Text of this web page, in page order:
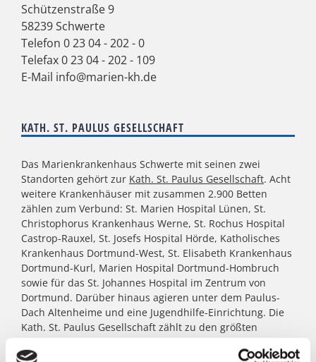
Schützenstraße 9
58239 Schwerte
Telefon 0 23 04 - 202 - 0
Telefax 0 23 04 - 202 - 109
E-Mail info@marien-kh.de
KATH. ST. PAULUS GESELLSCHAFT
Das Marienkrankenhaus Schwerte mit seinen zwei
Standorten gehört zur Kath. St. Paulus Gesellschaft. Acht
weitere Krankenhäuser mit zusammen 2.900 Betten
zählen zum Verbund: St. Marien Hospital Lünen, St.
Christophorus Krankenhaus Werne, St. Rochus Hospital
Castrop-Rauxel, St. Josefs Hospital Hörde, Katholisches
Krankenhaus Dortmund-West, St. Elisabeth Krankenhaus
Dortmund-Kurl, Marien Hospital Dortmund-Hombruch
sowie für das St. Johannes Hospital im Zentrum von
Dortmund. Darüber hinaus agieren unter dem Paulus-
Dach Altenheime und eine Jugendhilfe-Einrichtung. Die
Kath. St. Paulus Gesellschaft zählt zu den größten
katholischen Trägern in Nordrhein- Westfalen; rund
8.500 Menschen arbeiten für das Wohl der ihnen